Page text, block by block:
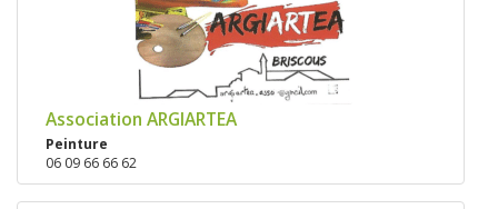
Association ARGIARTEA
Peinture
06 09 66 66 62